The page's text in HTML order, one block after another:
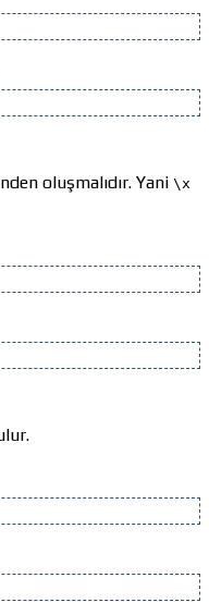
oluşmalıdır. Yani \x